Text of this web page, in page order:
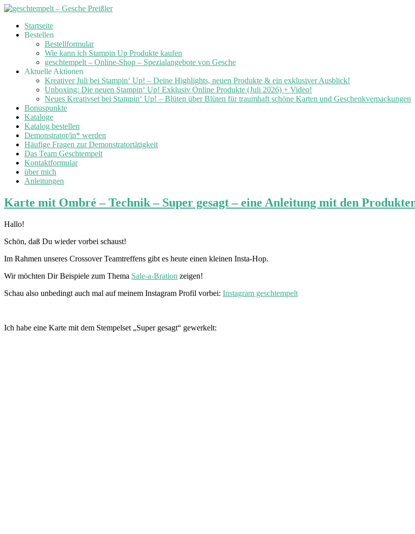
Skip
Startseite
Bestellen
Bestellformular
Wie kann ich Stampin Up Produkte kaufen
geschtempelt – Online-Shop – Spezialangebote von Gesche
Aktuelle Aktionen
Kreativer Juli bei Stampin‘ Up! – Deine Highlights, neuen Produkte & ein exklusiver Ausblick!
Unboxing: Die neuen Stampin‘ Up! Exklusiv Online Produkte (Juli 2026) + Video!
Neues Kreativset bei Stampin‘ Up! – Blüten über Blüten für traumhaft schöne Karten und Geschenkverpackungen
Bonuspunkte
Kataloge
Katalog bestellen
Demonstrator/in* werden
Häufige Fragen zur Demonstratortätigkeit
Das Team Geschtempelt
Kontaktformular
über mich
Anleitungen
Karte mit Ombré – Technik – Super gesagt – eine Anleitung mit den
Hallo!
Schön, daß Du wieder vorbei schaust!
Im Rahmen unseres Crossover Teamtreffens gibt es heute einen kleinen Insta-Hop.
Wir möchten Dir Beispiele zum Thema Sale-a-Bration zeigen!
Schau also unbedingt auch mal auf meinem Instagram Profil vorbei: Instagram geschtempelt
Ich habe eine Karte mit dem Stempelset „Super gesagt“ gewerkelt: